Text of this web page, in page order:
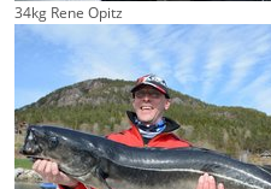
34kg Rene Opitz